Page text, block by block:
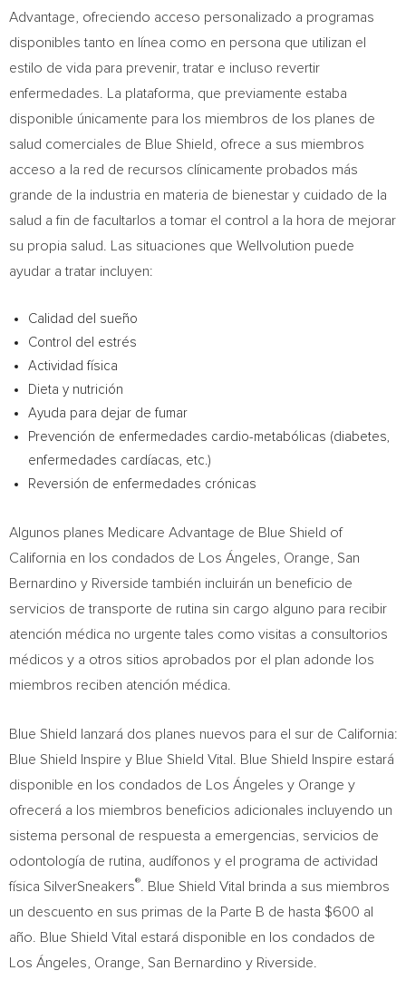
Advantage, ofreciendo acceso personalizado a programas
disponibles tanto en línea como en persona que utilizan el
estilo de vida para prevenir, tratar e incluso revertir
enfermedades. La plataforma, que previamente estaba
disponible únicamente para los miembros de los planes de
salud comerciales de Blue Shield, ofrece a sus miembros
acceso a la red de recursos clínicamente probados más
grande de la industria en materia de bienestar y cuidado de la
salud a fin de facultarlos a tomar el control a la hora de mejorar
su propia salud. Las situaciones que Wellvolution puede
ayudar a tratar incluyen:
Calidad del sueño
Control del estrés
Actividad física
Dieta y nutrición
Ayuda para dejar de fumar
Prevención de enfermedades cardio-metabólicas (diabetes,
enfermedades cardíacas, etc.)
Reversión de enfermedades crónicas
Algunos planes Medicare Advantage de Blue Shield of
California en los condados de Los Ángeles, Orange
San
Bernardino y Riverside también incluirán un beneficio de
servicios de transporte de rutina sin cargo alguno para recibir
atención médica no urgente tales como visitas a consultorios
médicos y a otros sitios aprobados por el plan adonde los
miembros reciben atención médica.
Blue Shield lanzará dos planes nuevos para el sur de California:
Blue Shield Inspire y Blue Shield Vital. Blue Shield Inspire estará
disponible en los condados de Los Ángeles y Orange y
ofrecerá a los miembros beneficios adicionales incluyendo un
sistema personal de respuesta a emergencias, servicios de
odontología de rutina, audífonos y el programa de actividad
física SilverSneakers®
. Blue Shield Vital brinda a sus miembros
un descuento en sus primas de la Parte B de hasta $600 al
año. Blue Shield Vital estará disponible en los condados de
Los Ángeles, Orange San Bernardino y Riverside